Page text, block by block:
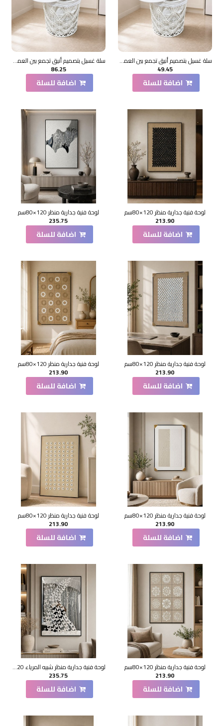
سلة غسيل بتصميم أنيق تجمع بين العملية والطابع الديكوري
49.45
اضافة للسلة
سلة غسيل بتصميم أنيق تجمع بين العملية والطابع الديكوري
86.25
اضافة للسلة
لوحة فنية جدارية منظر 120×80سم
213.90
اضافة للسلة
لوحة فنية جدارية منظر 120×80سم
235.75
اضافة للسلة
لوحة فنية جدارية منظر 120×80سم
213.90
اضافة للسلة
لوحة فنية جدارية منظر 120×80سم
213.90
اضافة للسلة
لوحة فنية جدارية منظر 120×80سم
213.90
اضافة للسلة
لوحة فنية جدارية منظر 120×80سم
213.90
اضافة للسلة
لوحة فنية جدارية منظر 120×80سم
213.90
اضافة للسلة
لوحة فنية جدارية منظر شبيه المرياء 120×80سم
235.75
اضافة للسلة